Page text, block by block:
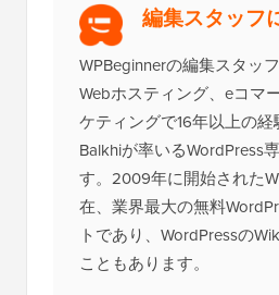
編集スタッフ
WPBeginnerの編集スタッ
Webホスティング、eコマ
ケティングで16年以上の
Balkhiが率いるWordPress
す。2009年に開始された
在、業界最大の無料
トであり、WordPressの
こともあります。